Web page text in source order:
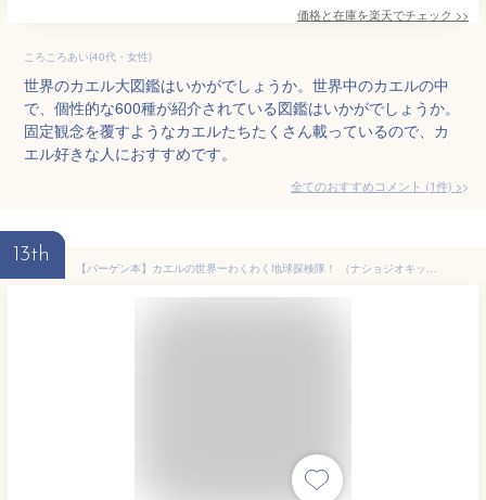
価格と在庫を楽天でチェック >>
ころころあい(40代・女性)
世界のカエル大図鑑はいかがでしょうか。世界中のカエルの中
で、個性的な600種が紹介されている図鑑はいかがでしょうか。
固定観念を覆すようなカエルたちたくさん載っているので、カ
エル好きな人におすすめです。
全てのおすすめコメント (1件) >
13th
【バーゲン本】カエルの世界ーわくわく地球探検隊！ （ナショジオキッズ） [ マーフ・デラノ ]